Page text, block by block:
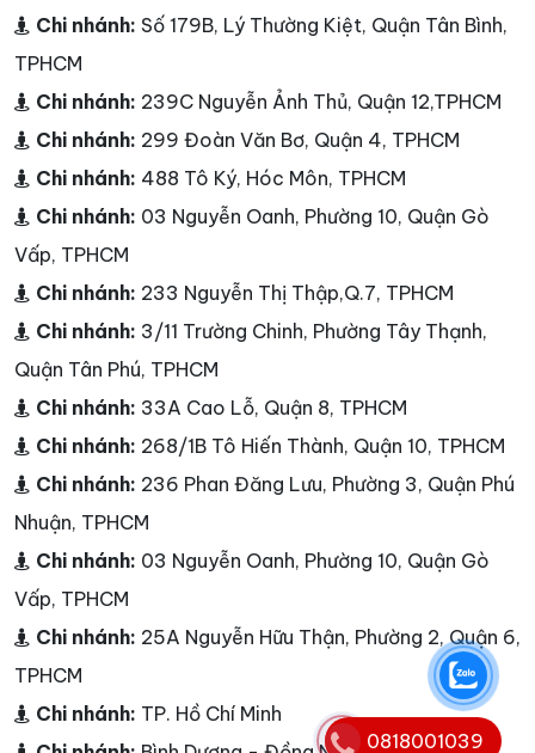
Chi nhánh: Số 179B, Lý Thường Kiệt, Quận Tân Bình,
TPHCM
Chi nhánh: 239C Nguyễn Ảnh Thủ, Quận 12,TPHCM
Chi nhánh: 299 Đoàn Văn Bơ, Quận 4, TPHCM
Chi nhánh: 488 Tô Ký, Hóc Môn, TPHCM
Chi nhánh: 03 Nguyễn Oanh, Phường 10, Quận Gò
Vấp, TPHCM
Chi nhánh: 233 Nguyễn Thị Thập,Q.7, TPHCM
Chi nhánh: 3/11 Trường Chinh, Phường Tây Thạnh,
Quận Tân Phú, TPHCM
Chi nhánh: 33A Cao Lỗ, Quận 8, TPHCM
Chi nhánh: 268/1B Tô Hiến Thành, Quận 10, TPHCM
Chi nhánh: 236 Phan Đăng Lưu, Phường 3, Quận Phú
Nhuận, TPHCM
Chi nhánh: 03 Nguyễn Oanh, Phường 10, Quận Gò
Vấp, TPHCM
Chi nhánh: 25A Nguyễn Hữu Thận, Phường 2, Quận 6,
TPHCM
Chi nhánh: TP. Hồ Chí Minh
0818001039